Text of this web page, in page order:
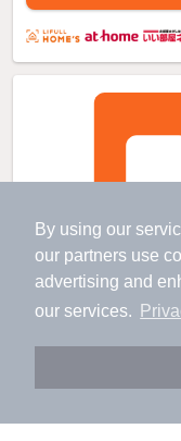
By using our
our partners use
advertising and
our services.
アプリに切り
会員登録なしで